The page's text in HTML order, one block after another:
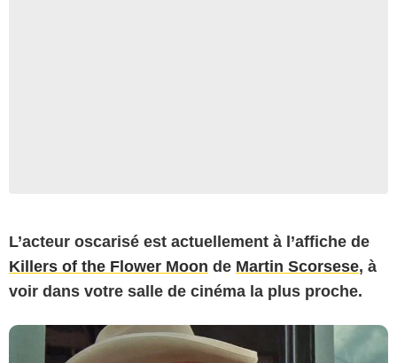
L’acteur oscarisé est actuellement à l’affiche de
Killers of the Flower Moon de Martin Scorsese, à
voir dans votre salle de cinéma la plus proche.